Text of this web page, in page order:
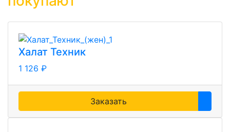
Халат Техник
1 126 ₽
Заказать